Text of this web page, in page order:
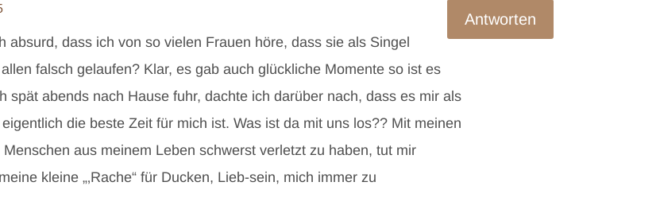
absurd, dass ich von so vielen Frauen höre, dass sie als Singel
falsch gelaufen? Klar, es gab auch glückliche Momente so ist es
spät abends nach Hause fuhr, dachte ich darüber nach, dass es mir als
die beste Zeit für mich ist. Was ist da mit uns los?? Mit meinen
aus meinem Leben schwerst verletzt zu haben, tut mir
kleine „‚Rache“ für Ducken, Lieb-sein, mich immer zu
Antworten